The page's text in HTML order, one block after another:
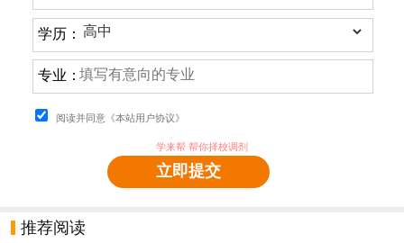
学历：
专业：
阅读并同意《本站用户协议》
学来帮 帮你择校调剂
立即提交
推荐阅读